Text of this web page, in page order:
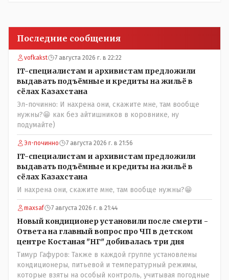
Последние сообщения
vofkakst 7 августа 2026 г. в 22:22
IT-специалистам и архивистам предложили
выдавать подъёмные и кредиты на жильё в
сёлах Казахстана
Эл-починно: И нахрена они, скажите мне, там вообще
нужны?😁 как без айтишников в коровнике, ну
подумайте)
Эл-починно 7 августа 2026 г. в 21:56
IT-специалистам и архивистам предложили
выдавать подъёмные и кредиты на жильё в
сёлах Казахстана
И нахрена они, скажите мне, там вообще нужны?😁
maxsaf 7 августа 2026 г. в 21:44
Новый кондиционер установили после смерти -
Ответа на главный вопрос про ЧП в детском
центре Костаная "НГ" добивалась три дня
Тимур Гафуров: Также в каждой группе установлены
кондиционеры, питьевой и температурный режимы,
которые взяты на особый контроль, учитывая погодные